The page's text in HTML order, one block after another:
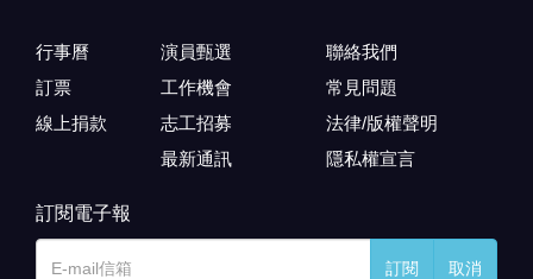
行事曆
訂票
線上捐款
演員甄選
工作機會
志工招募
最新通訊
聯絡我們
常見問題
法律/版權聲明
隱私權宣言
訂閱電子報
訂閱 取消